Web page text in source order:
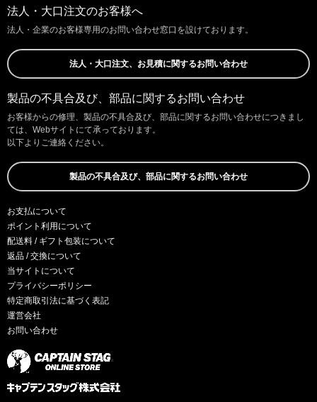
法人・大口注文のお客様へ
法人・企業のお客様専用のお問い合わせ窓口を設けております。
法人・大口注文、お見積に関するお問い合わせ
製品の不具合及び、部品に関するお問い合わせ
お客様からの修理、製品の不具合及び、部品に関するお問い合わせにつきまし
ては、Webサイトにて承っております。
以下よりご連絡ください。
製品の不具合及び、部品に関するお問い合わせ
お支払について
ポイント利用について
配送料 / ギフト包装について
返品 / 交換について
当サイトについて
プライバシーポリシー
特定商取引法に基づく表記
運営会社
お問い合わせ